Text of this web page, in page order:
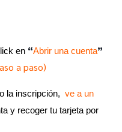
en “Abrir una cuenta”
a paso)
la inscripción, ve a un
y recoger tu tarjeta por